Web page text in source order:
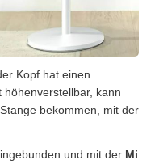
der Kopf hat einen
höhenverstellbar, kann
bekommen, mit der
und mit der Mi